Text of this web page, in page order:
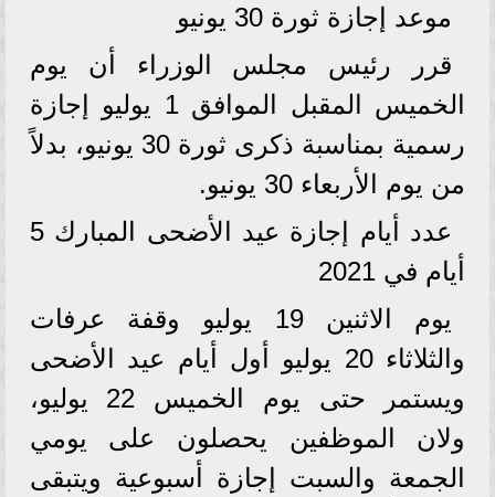
موعد إجازة ثورة 30 يونيو
قرر رئيس مجلس الوزراء أن يوم
الخميس المقبل الموافق 1 يوليو إجازة
رسمية بمناسبة ذكرى ثورة 30 يونيو، بدلاً
من يوم الأربعاء 30 يونيو.
عدد أيام إجازة عيد الأضحى المبارك 5
أيام في 2021
يوم الاثنين 19 يوليو وقفة عرفات
والثلاثاء 20 يوليو أول أيام عيد الأضحى
ويستمر حتى يوم الخميس 22 يوليو،
ولان الموظفين يحصلون على يومي
الجمعة والسبت إجازة أسبوعية ويتبقى